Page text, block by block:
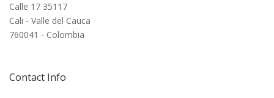
Calle 17 35117
Cali - Valle del Cauca
760041 - Colombia
Contact Info